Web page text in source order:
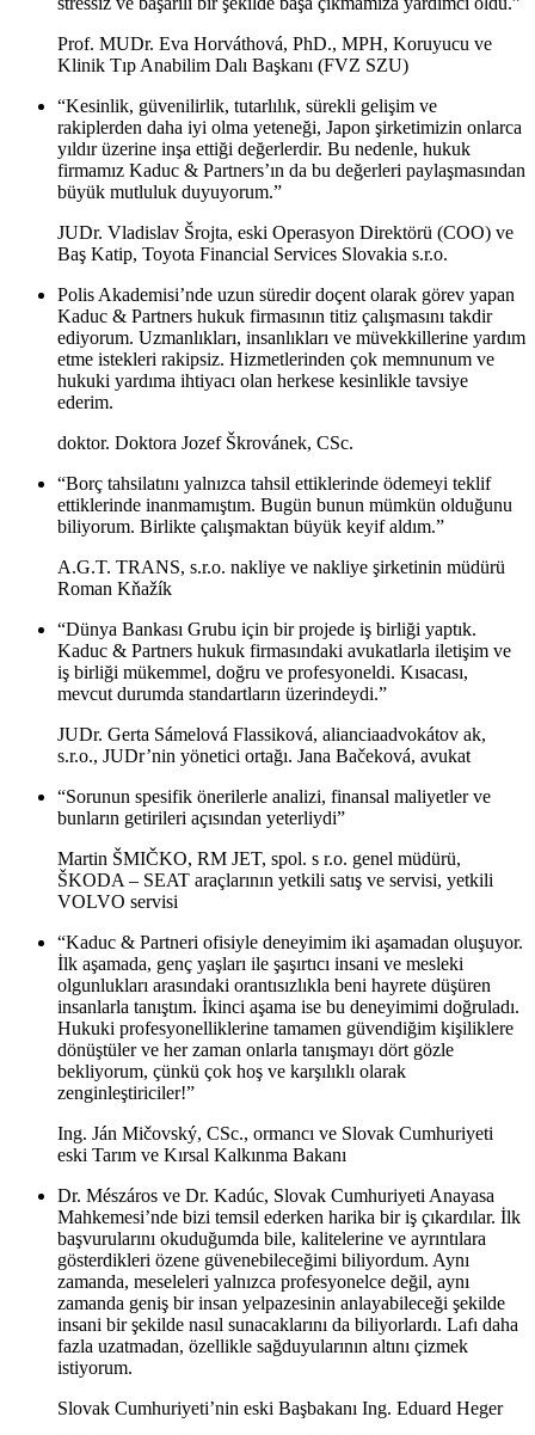
Prof. MUDr. Eva Horváthová, PhD., MPH, Koruyucu ve
Klinik Tıp Anabilim Dalı Başkanı (FVZ SZU)
“Kesinlik, güvenilirlik, tutarlılık, sürekli gelişim ve
rakiplerden daha iyi olma yeteneği, Japon şirketimizin onlarca
yıldır üzerine inşa ettiği değerlerdir. Bu nedenle, hukuk
firmamız Kaduc & Partners’ın da bu değerleri paylaşmasından
büyük mutluluk duyuyorum.”
JUDr. Vladislav Šrojta, eski Operasyon Direktörü (COO) ve
Baş Katip, Toyota Financial Services Slovakia s.r.o.
Polis Akademisi’nde uzun süredir doçent olarak görev yapan
Kaduc & Partners hukuk firmasının titiz çalışmasını takdir
ediyorum. Uzmanlıkları, insanlıkları ve müvekkillerine yardım
etme istekleri rakipsiz. Hizmetlerinden çok memnunum ve
hukuki yardıma ihtiyacı olan herkese kesinlikle tavsiye
ederim.
doktor. Doktora Jozef Škrovánek, CSc.
“Borç tahsilatını yalnızca tahsil ettiklerinde ödemeyi teklif
ettiklerinde inanmamıştım. Bugün bunun mümkün olduğunu
biliyorum. Birlikte çalışmaktan büyük keyif aldım.”
A.G.T. TRANS, s.r.o. nakliye ve nakliye şirketinin müdürü
Roman Kňažík
“Dünya Bankası Grubu için bir projede iş birliği yaptık.
Kaduc & Partners hukuk firmasındaki avukatlarla iletişim ve
iş birliği mükemmel, doğru ve profesyoneldi. Kısacası,
mevcut durumda standartların üzerindeydi.”
JUDr. Gerta Sámelová Flassiková, alianciaadvokátov ak,
s.r.o., JUDr’nin yönetici ortağı. Jana Bačeková, avukat
“Sorunun spesifik önerilerle analizi, finansal maliyetler ve
bunların getirileri açısından yeterliydi”
Martin ŠMIČKO, RM JET, spol. s r.o. genel müdürü,
ŠKODA – SEAT araçlarının yetkili satış ve servisi, yetkili
VOLVO servisi
“Kaduc & Partneri ofisiyle deneyimim iki aşamadan oluşuyor.
İlk aşamada, genç yaşları ile şaşırtıcı insani ve mesleki
olgunlukları arasındaki orantısızlıkla beni hayrete düşüren
insanlarla tanıştım. İkinci aşama ise bu deneyimimi doğruladı.
Hukuki profesyonelliklerine tamamen güvendiğim kişiliklere
dönüştüler ve her zaman onlarla tanışmayı dört gözle
bekliyorum, çünkü çok hoş ve karşılıklı olarak
zenginleştiriciler!”
Ing. Ján Mičovský, CSc., ormancı ve Slovak Cumhuriyeti
eski Tarım ve Kırsal Kalkınma Bakanı
Dr. Mészáros ve Dr. Kadúc, Slovak Cumhuriyeti Anayasa
Mahkemesi’nde bizi temsil ederken harika bir iş çıkardılar. İlk
başvurularını okuduğumda bile, kalitelerine ve ayrıntılara
gösterdikleri özene güvenebileceğimi biliyordum. Aynı
zamanda, meseleleri yalnızca profesyonelce değil, aynı
zamanda geniş bir insan yelpazesinin anlayabileceği şekilde
insani bir şekilde nasıl sunacaklarını da biliyorlardı. Lafı daha
fazla uzatmadan, özellikle sağduyularının altını çizmek
istiyorum.
Slovak Cumhuriyeti’nin eski Başbakanı Ing. Eduard Heger